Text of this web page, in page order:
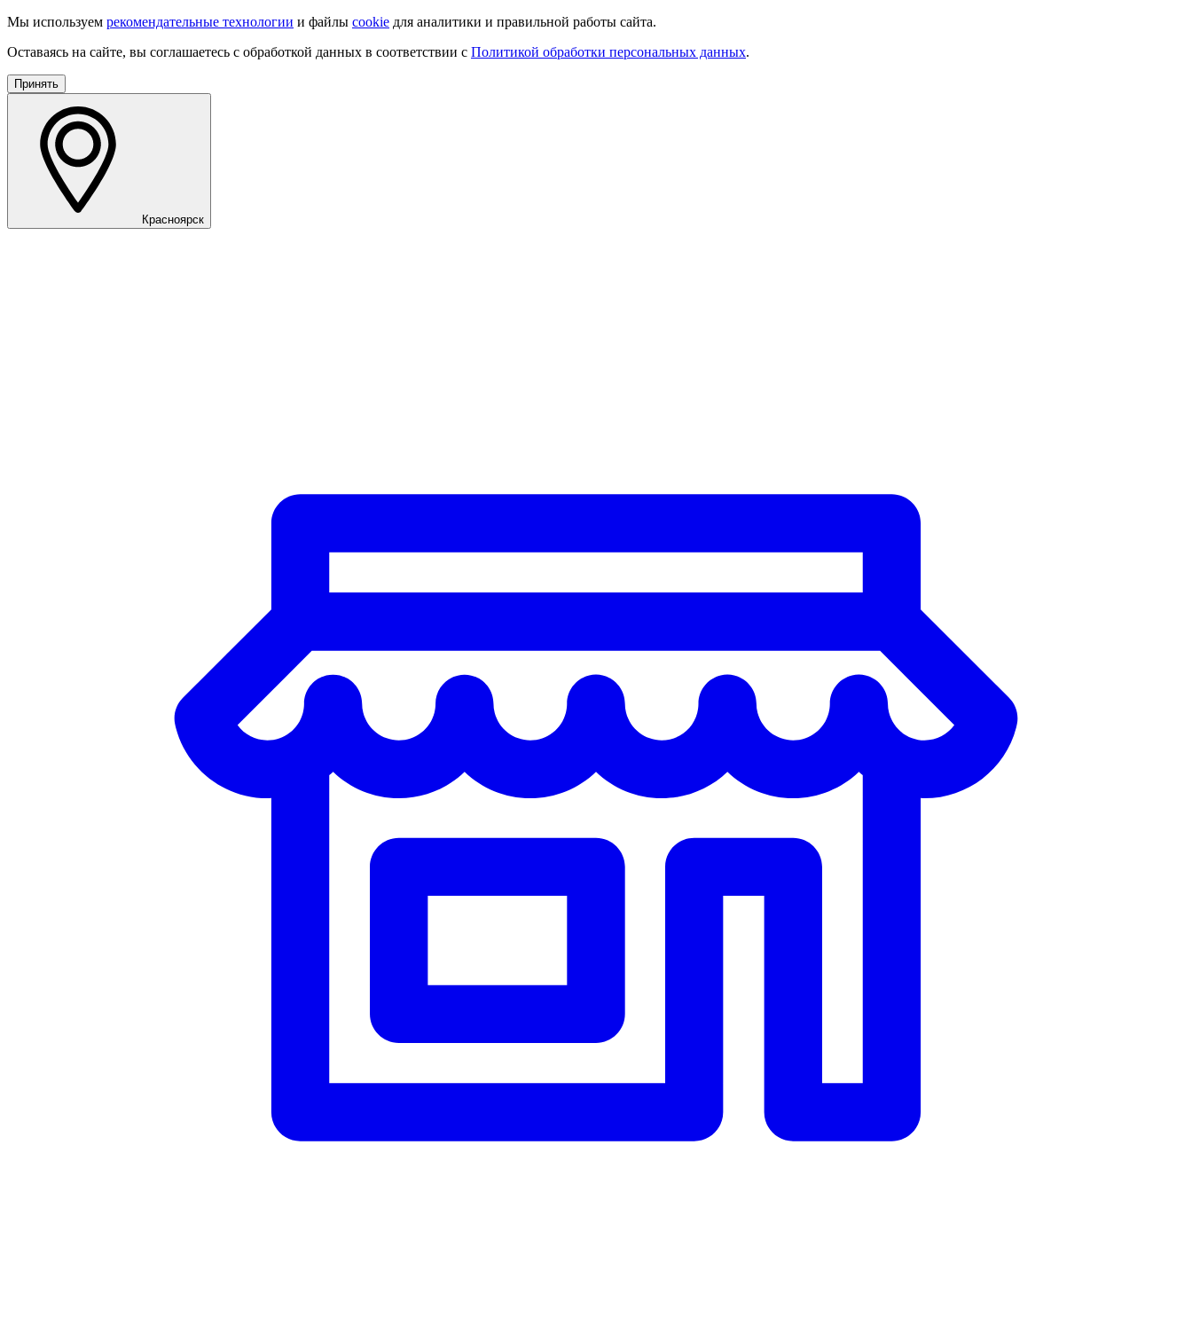
Мы используем рекомендательные технологии и файлы cookie для аналитики и правильной работы сайта.
Оставаясь на сайте, вы соглашаетесь с обработкой данных в соответствии с Политикой обработки персональных данных.
Принять
Красноярск